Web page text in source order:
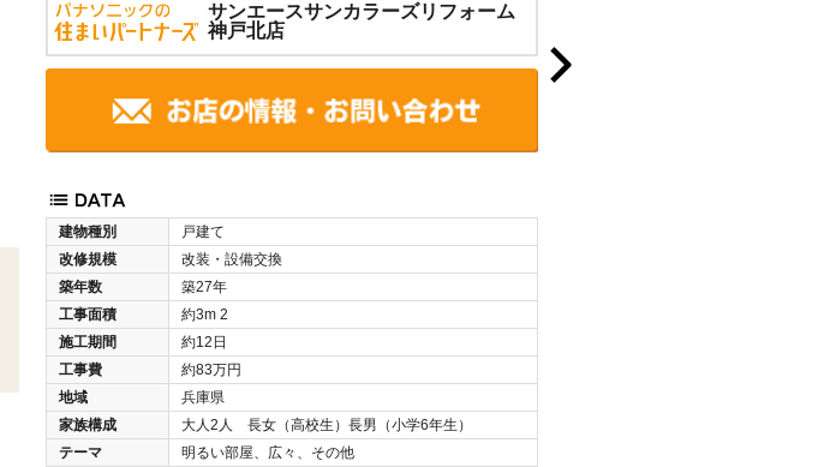
サンエースサンカラーズリフォーム
神戸北店
建物種別
戸建て
改修規模
改装・設備交換
築年数
築27年
工事面積
約3m 2
施工期間
約12日
工事費
約83万円
地域
兵庫県
家族構成
大人2人 長女（高校生）長男（小学6年生）
テーマ
明るい部屋、広々、その他